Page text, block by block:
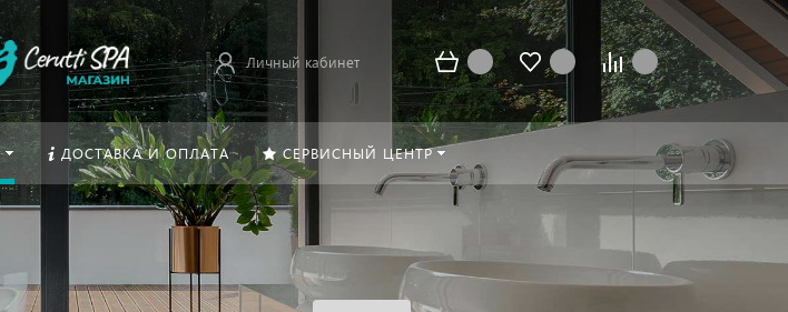
Личный кабинет
ДОСТАВКА И ОПЛАТА СЕРВИСНЫЙ ЦЕНТР